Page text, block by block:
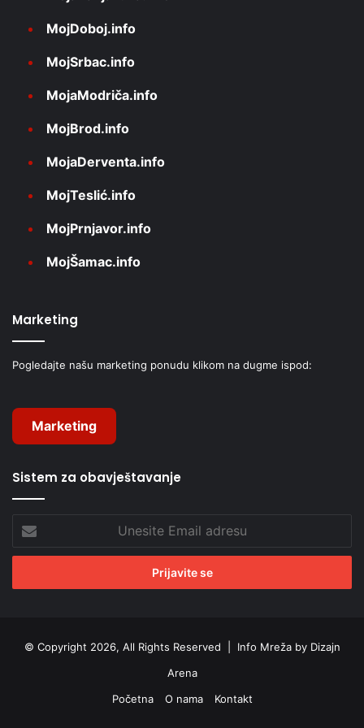
MojDoboj.info
MojSrbac.info
MojaModriča.info
MojBrod.info
MojaDerventa.info
MojTeslić.info
MojPrnjavor.info
MojŠamac.info
Marketing
Pogledajte našu marketing ponudu klikom na dugme ispod:
Marketing
Sistem za obavještavanje
Email
adresu
© Copyright 2026, All Rights Reserved | Info Mreža by Dizajn
Arena
Početna
O nama Kontakt